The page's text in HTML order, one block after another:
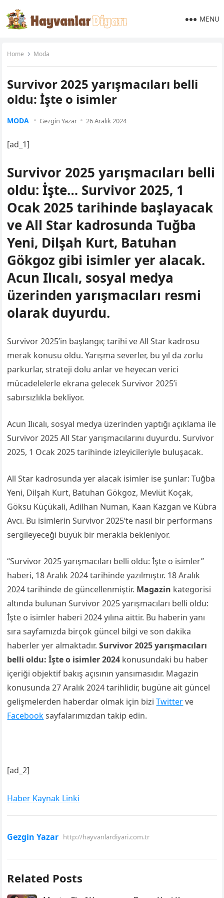
MENU
Home Moda
Survivor 2025 yarışmacıları belli
oldu: İşte o isimler
MODA Gezgin Yazar 26 Aralık 2024
[ad_1]
Survivor 2025 yarışmacıları belli
oldu: İşte… Survivor 2025, 1
Ocak 2025 tarihinde başlayacak
ve All Star kadrosunda Tuğba
Yeni, Dilşah Kurt, Batuhan
Gökgoz gibi isimler yer alacak.
Acun Ilıcalı, sosyal medya
üzerinden yarışmacıları resmi
olarak duyurdu.
Survivor 2025’in başlangıç tarihi ve All Star kadrosu
merak konusu oldu. Yarışma severler, bu yıl da zorlu
parkurlar, strateji dolu anlar ve heyecan verici
mücadelelerle ekrana gelecek Survivor 2025’i
sabırsızlıkla bekliyor.
Acun Ilıcalı, sosyal medya üzerinden yaptığı açıklama ile
Survivor 2025 All Star yarışmacılarını duyurdu. Survivor
2025, 1 Ocak 2025 tarihinde izleyicileriyle buluşacak.
All Star kadrosunda yer alacak isimler ise şunlar: Tuğba
Yeni, Dilşah Kurt, Batuhan Gökgoz, Mevlüt Koçak,
Göksu Küçükali, Adilhan Numan, Kaan Kazgan ve Kübra
Avcı. Bu isimlerin Survivor 2025’te nasıl bir performans
sergileyeceği büyük bir merakla bekleniyor.
“Survivor 2025 yarışmacıları belli oldu: İşte o isimler”
haberi, 18 Aralık 2024 tarihinde yazılmıştır. 18 Aralık
2024 tarihinde de güncellenmiştir. Magazin kategorisi
altında bulunan Survivor 2025 yarışmacıları belli oldu:
İşte o isimler haberi 2024 yılına aittir. Bu haberin yanı
sıra sayfamızda birçok güncel bilgi ve son dakika
haberler yer almaktadır.Survivor 2025 yarışmacıları
belli oldu: İşte o isimler 2024 konusundaki bu haber
içeriği objektif bakış açısının yansımasıdır. Magazin
konusunda 27 Aralık 2024 tarihlidir, bugüne ait güncel
gelişmelerden haberdar olmak için biziTwitterve
Facebooksayfalarımızdan takip edin.
[ad_2]
Haber Kaynak Linki
Gezgin Yazar http://hayvanlardiyari.com.tr
Related Posts